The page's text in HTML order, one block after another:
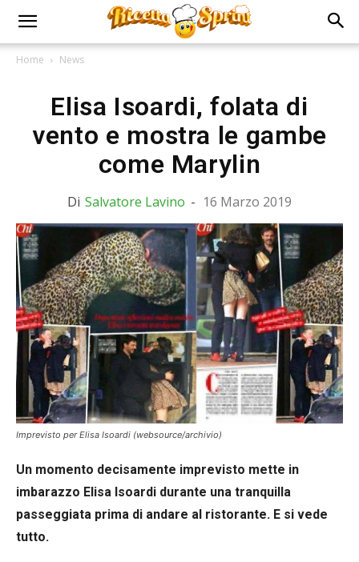
Home News
Elisa Isoardi, folata di
vento e mostra le gambe
come Marylin
Di Salvatore Lavino - 16 Marzo 2019
Imprevisto per Elisa Isoardi (websource/archivio)
Un momento decisamente imprevisto mette in
imbarazzo Elisa Isoardi durante una tranquilla
passeggiata prima di andare al ristorante. E si vede
tutto.